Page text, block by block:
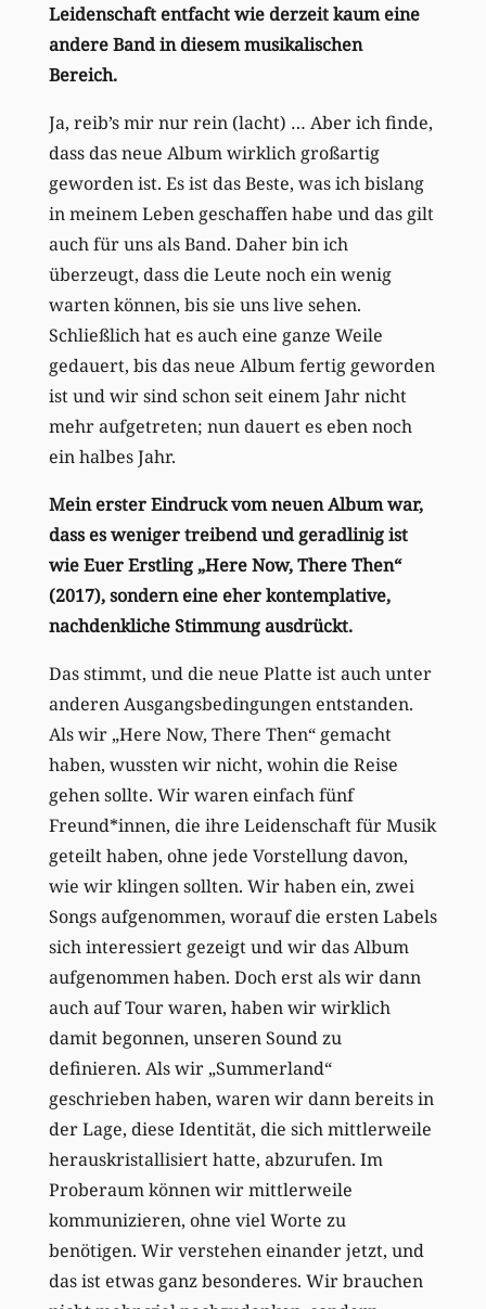
Leidenschaft entfacht wie derzeit kaum eine
andere Band in diesem musikalischen
Bereich.
Ja, reib’s mir nur rein (lacht) … Aber ich finde,
dass das neue Album wirklich großartig
geworden ist. Es ist das Beste, was ich bislang
in meinem Leben geschaffen habe und das gilt
auch für uns als Band. Daher bin ich
überzeugt, dass die Leute noch ein wenig
warten können, bis sie uns live sehen.
Schließlich hat es auch eine ganze Weile
gedauert, bis das neue Album fertig geworden
ist und wir sind schon seit einem Jahr nicht
mehr aufgetreten; nun dauert es eben noch
ein halbes Jahr.
Mein erster Eindruck vom neuen Album war,
dass es weniger treibend und geradlinig ist
wie Euer Erstling „Here Now, There Then“
(2017), sondern eine eher kontemplative,
nachdenkliche Stimmung ausdrückt.
Das stimmt, und die neue Platte ist auch unter
anderen Ausgangsbedingungen entstanden.
Als wir „Here Now, There Then“ gemacht
haben, wussten wir nicht, wohin die Reise
gehen sollte. Wir waren einfach fünf
Freund*innen, die ihre Leidenschaft für Musik
geteilt haben, ohne jede Vorstellung davon,
wie wir klingen sollten. Wir haben ein, zwei
Songs aufgenommen, worauf die ersten Labels
sich interessiert gezeigt und wir das Album
aufgenommen haben. Doch erst als wir dann
auch auf Tour waren, haben wir wirklich
damit begonnen, unseren Sound zu
definieren. Als wir „Summerland“
geschrieben haben, waren wir dann bereits in
der Lage, diese Identität, die sich mittlerweile
herauskristallisiert hatte, abzurufen. Im
Proberaum können wir mittlerweile
kommunizieren, ohne viel Worte zu
benötigen. Wir verstehen einander jetzt, und
das ist etwas ganz besonderes. Wir brauchen